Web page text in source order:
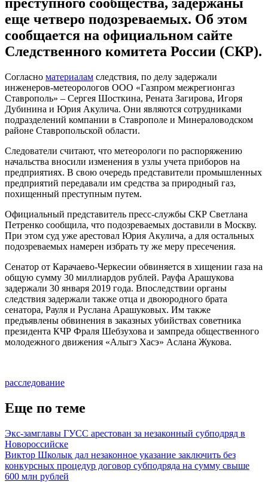
еще четверо подозреваемых. Об этом
сообщается на официальном сайте
Следственного комитета России (СКР).
Согласно материалам следствия, по делу задержали
инженеров-метеорологов ООО «Газпром межрегионгаз
Ставрополь» – Сергея Шосткина, Рената Загирова, Игоря
Дубинина и Юрия Акулича. Они являются сотрудниками
подразделений компании в Ставрополе и Минераловодском
районе Ставропольской области.
Следователи считают, что метеорологи по распоряжению
начальства вносили изменения в узлы учета приборов на
предприятиях. В свою очередь представители промышленных
предприятий передавали им средства за природный газ,
похищенный преступным путем.
Официальный представитель пресс-службы СКР Светлана
Петренко сообщила, что подозреваемых доставили в Москву.
При этом суд уже арестовал Юрия Акулича, а для остальных
подозреваемых намерен избрать ту же меру пресечения.
Сенатор от Карачаево-Черкесии обвиняется в хищении газа на
общую сумму 30 миллиардов рублей. Рауфа Арашукова
задержали 30 января 2019 года. Впоследствии органы
следствия задержали также отца и двоюродного брата
сенатора, Рауля и Руслана Арашуковых. Им также
предъявлены обвинения в заказных убийствах советника
президента КЧР Фраля Шебзухова и зампреда общественного
молодежного движения «Алыгэ Хасэ» Аслана Жукова.
расследование
Еще по теме
Экс-замглавы ГУСС арестован за незаконный субподряд в
Новороссийске
Виктор Школык дал незаконное указание заключить без
конкурсных процедур договор субподряда на сумму свыше
600 млн рублей